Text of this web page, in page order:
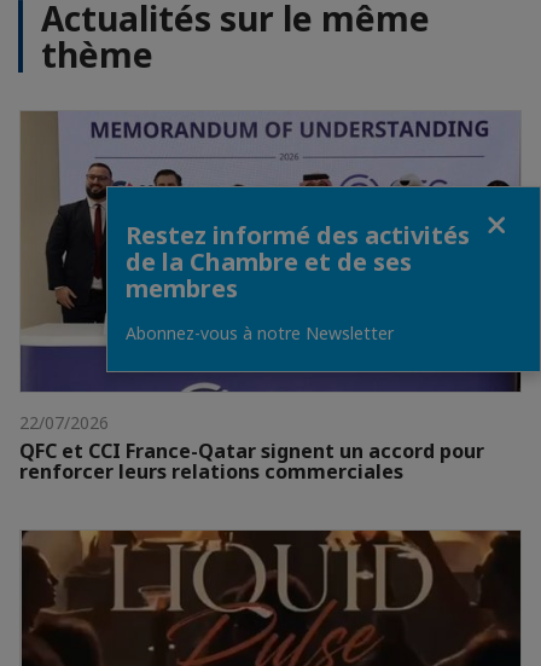
Actualités sur le même
thème
22/07/2026
QFC et CCI France-Qatar signent un accord pour
renforcer leurs relations commerciales
Restez informé des activités
de la Chambre et de ses
membres
Abonnez-vous à notre Newsletter